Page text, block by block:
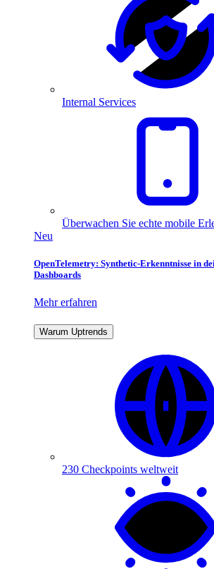
Internal Services
Überwachen Sie echte mobile
Neu
OpenTelemetry: Synthetic-Erkenntnisse in
Dashboards
Mehr erfahren
Warum Uptrends
230 Checkpoints weltweit